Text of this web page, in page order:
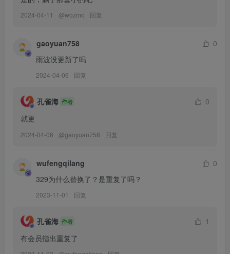
[41P-224.7M]
雨波HaneAme – NO.491 2026年03月订阅 森雅露露卡[47P-241.9M]
[4.22]
[4.18]
雨波HaneAme – NO.489 2026年03月订阅 Petals of Spring 落櫻春光
[32P-147.4M]
[3.15]
雨波HaneAme – NO.488 2026年02月订阅 VOICE_語音包 [3V-
[3.13]
2024-04-11 @wozmo 回复
gaoyuan758
0
雨波没更新了吗
2024-04-06 回复
孔雀海 作者
0
就更
2024-04-06 @gaoyuan758 回复
wufengqilang
0
329为什么替换了？是重复了吗？
2023-11-01 回复
孔雀海 作者
1
有会员指出重复了